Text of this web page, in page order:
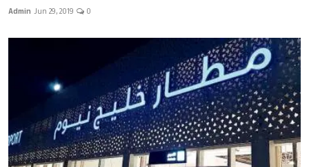
Admin Jun 29, 2019 0